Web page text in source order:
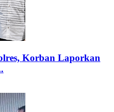
Korban Laporkan